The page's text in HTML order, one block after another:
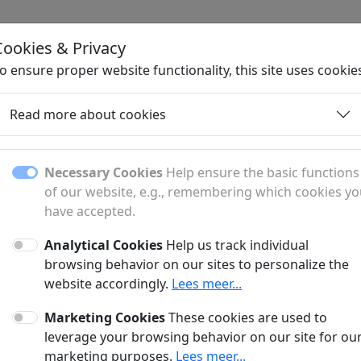
about loans and
belgium
borrowing money, loan types, conditions and
Simulation
hypothecaire
Mortgages
Informatie over soorten
& Privacy
ensure proper website functionality, this site uses
Read more about cookies
Necessary Cookies Help ensure the basic functions
of our website, e.g., remembering which cookies
have accepted.
Analytical Cookies Help us track individual
browsing behavior on our sites to personalize the
website accordingly. Lees meer...
Marketing CookiesThese cookies are used to
leverage your browsing behavior on our site for
marketing purposes. Lees meer...